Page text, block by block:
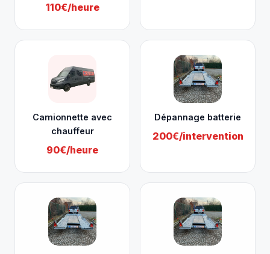
110€/heure
Camionnette avec
chauffeur
90€/heure
Dépannage batterie
200€/intervention